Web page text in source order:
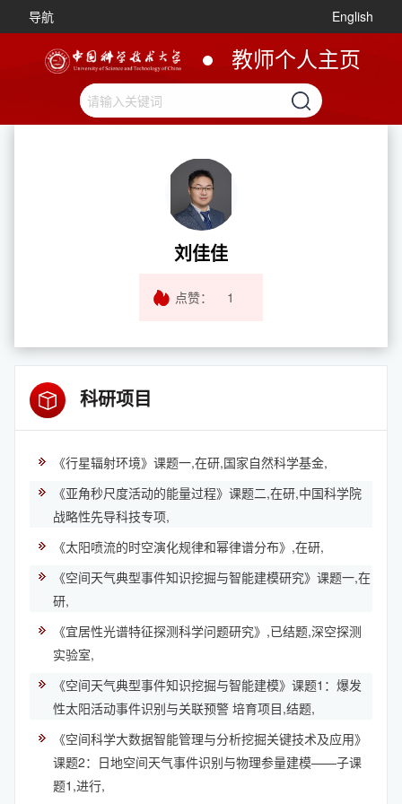
导航 English
教师个人主页
刘佳佳
点赞： 1
科研项目
《行星辐射环境》课题一,在研,国家自然科学基金,
《亚角秒尺度活动的能量过程》课题二,在研,中国科学院
战略性先导科技专项,
《太阳喷流的时空演化规律和幂律谱分布》,在研,
《空间天气典型事件知识挖掘与智能建模研究》课题一,在
研,
《宜居性光谱特征探测科学问题研究》,已结题,深空探测
实验室,
《空间天气典型事件知识挖掘与智能建模》课题1：爆发
性太阳活动事件识别与关联预警 培育项目,结题,
《空间科学大数据智能管理与分析挖掘关键技术及应用》
课题2：日地空间天气事件识别与物理参量建模——子课
题1,进行,